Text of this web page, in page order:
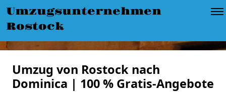
Umzugsunternehmen
Rostock
Umzug von Rostock nach
Dominica | 100 % Gratis-Angebote